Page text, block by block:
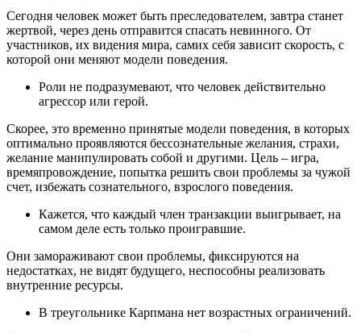
Сегодня человек может быть преследователем, завтра станет
жертвой, через день отправится спасать невинного. От
участников, их видения мира, самих себя зависит скорость, с
которой они меняют модели поведения.
Роли не подразумевают, что человек действительно
агрессор или герой.
Скорее, это временно принятые модели поведения, в которых
оптимально проявляются бессознательные желания, страхи,
желание манипулировать собой и другими. Цель – игра,
времяпровождение, попытка решить свои проблемы за чужой
счет, избежать сознательного, взрослого поведения.
Кажется, что каждый член транзакции выигрывает, на
самом деле есть только проигравшие.
Они замораживают свои проблемы, фиксируются на
недостатках, не видят будущего, неспособны реализовать
внутренние ресурсы.
В треугольнике Карпмана нет возрастных ограничений.